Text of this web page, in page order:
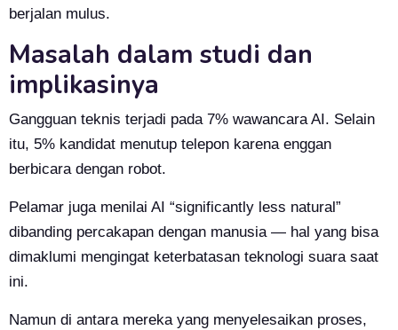
berjalan mulus.
Masalah dalam studi dan
implikasinya
Gangguan teknis terjadi pada 7% wawancara AI. Selain
itu, 5% kandidat menutup telepon karena enggan
berbicara dengan robot.
Pelamar juga menilai AI “significantly less natural”
dibanding percakapan dengan manusia — hal yang bisa
dimaklumi mengingat keterbatasan teknologi suara saat
ini.
Namun di antara mereka yang menyelesaikan proses,